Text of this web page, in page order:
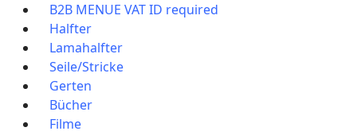
B2B MENUE VAT ID required
Halfter
Lamahalfter
Seile/Stricke
Gerten
Bücher
Filme